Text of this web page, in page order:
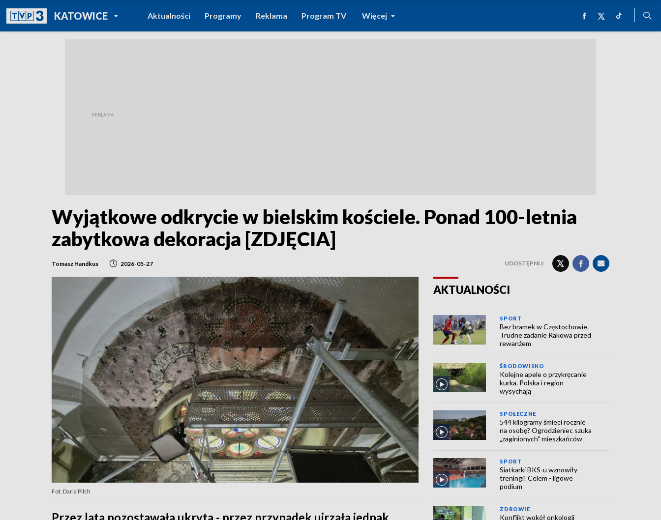
KATOWICEPOWRÓT DO
TVP REGIONY
Aktualności Programy Reklama Program TV Więcej
Wyjątkowe odkrycie w bielskim kościele. Ponad 100-letnia
zabytkowa dekoracja [ZDJĘCIA]
Tomasz Handkus 2026-05-27 UDOSTĘPNIJ:
Fot. Daria Pilch
AKTUALNOŚCI
SPORT
Bez bramek w Częstochowie.
Trudne zadanie Rakowa przed
rewanżem
ŚRODOWISKO
Kolejne apele o przykręcanie
kurka. Polska i region
wysychają
SPOŁECZNE
544 kilogramy śmieci rocznie
na osobę? Ogrodzieniec szuka
„zaginionych" mieszkańców
SPORT
Siatkarki BKS-u wznowiły
treningi! Celem - ligowe
podium
ZDROWIE
Konflikt wokół onkologii